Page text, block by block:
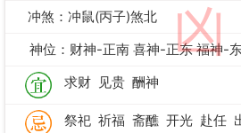
凶
冲煞：冲鼠(丙子)煞北
神位：财神-正南 喜神-正东 福神-
求财 见贵 酬神
祭祀 祈福 斋醮 开光 赴任